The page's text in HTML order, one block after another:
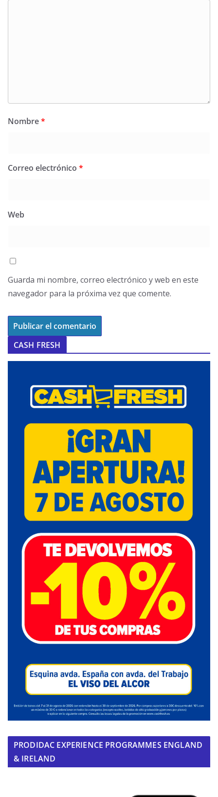
Nombre*
Correo electrónico *
Web
Guarda mi nombre, correo electrónico y web en este
navegador para la próxima vez que comente.
CASH FRESH
PRODIDAC EXPERIENCE PROGRAMMES ENGLAND
& IRELAND